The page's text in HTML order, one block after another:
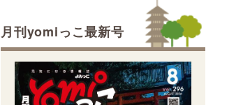
月刊yomiっこ最新号